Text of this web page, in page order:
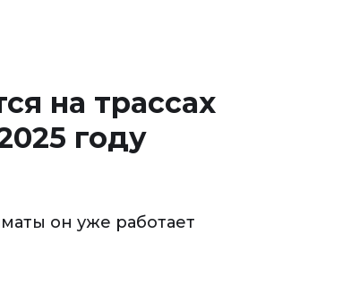
на трассах
году
он уже работает